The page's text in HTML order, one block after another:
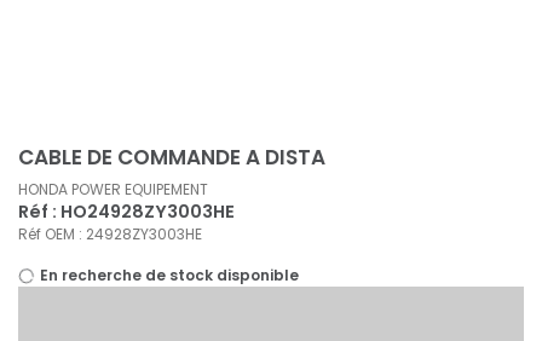
CABLE DE COMMANDE A DISTA
HONDA POWER EQUIPEMENT
Réf : HO24928ZY3003HE
Réf OEM : 24928ZY3003HE
En recherche de stock disponible